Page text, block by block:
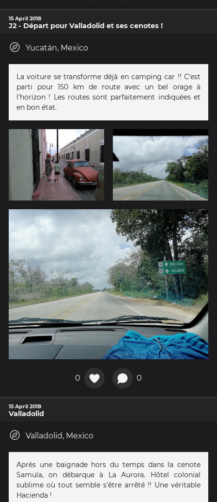
15 April 2018
J2 - Départ pour Valladolid et ses cenotes !
Yucatán, Mexico
La voiture se transforme déjà en camping car !! C'est
parti pour 150 km de route avec un bel orage à
l'horizon ! Les routes sont parfaitement indiquées et
en bon état.
0 0
15 April 2018
Valladolid
Valladolid, Mexico
Après une baignade hors du temps dans la cenote
Samula, on débarque à La Aurora. Hôtel colonial
sublime où tout semble s'être arrêté !! Une véritable
Hacienda !